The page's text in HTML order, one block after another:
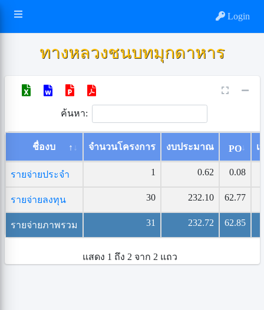
Login
ทางหลวงชนบทมุกดาหาร
ค้นหา:
ชื่องบ จำนวนโครงการ งบประมาณ PO เ
รายจ่ายประจำ 1 0.62 0.08
รายจ่ายลงทุน 30 232.10 62.77
รายจ่ายภาพรวม 31 232.72 62.85
แสดง 1 ถึง 2 จาก 2 แถว